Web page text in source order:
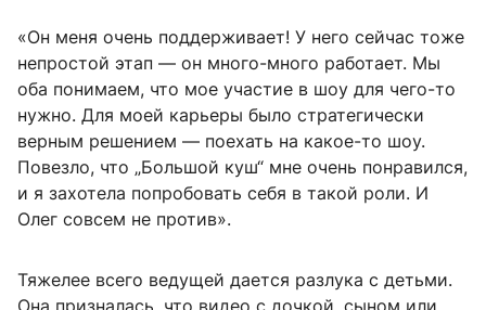
«Он меня очень поддерживает! У него сейчас тоже
непростой этап — он много-много работает. Мы
оба понимаем, что мое участие в шоу для чего-то
нужно. Для моей карьеры было стратегически
верным решением — поехать на какое-то шоу.
Повезло, что „Большой куш“ мне очень понравился,
и я захотела попробовать себя в такой роли. И
Олег совсем не против».
Тяжелее всего ведущей дается разлука с детьми.